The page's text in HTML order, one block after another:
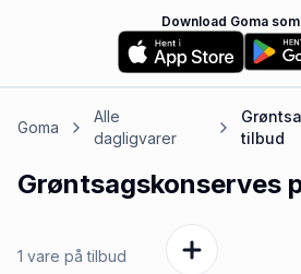
Download Goma
Goma
Alle
dagligvarer
tilbud
Grøntsagskonserves
1 vare på tilbud